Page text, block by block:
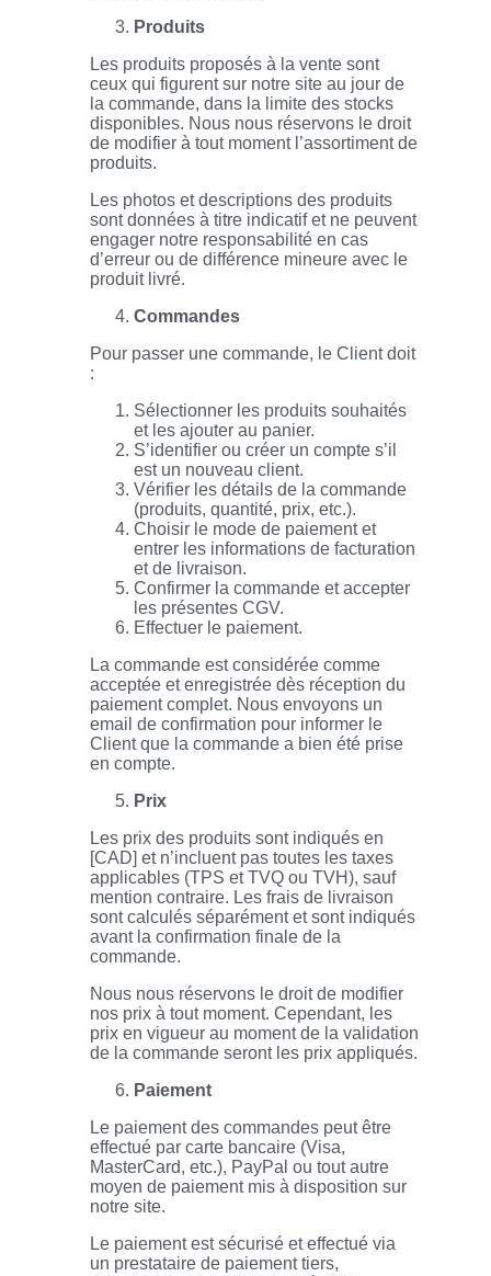
Produits
Les produits proposés à la vente sont
ceux qui figurent sur notre site au jour de
la commande, dans la limite des stocks
disponibles. Nous nous réservons le droit
de modifier à tout moment l’assortiment de
produits.
Les photos et descriptions des produits
sont données à titre indicatif et ne peuvent
engager notre responsabilité en cas
d’erreur ou de différence mineure avec le
produit livré.
Commandes
Pour passer une commande, le Client doit
:
Sélectionner les produits souhaités
et les ajouter au panier.
S’identifier ou créer un compte s’il
est un nouveau client.
Vérifier les détails de la commande
(produits, quantité, prix, etc.).
Choisir le mode de paiement et
entrer les informations de facturation
et de livraison.
Confirmer la commande et accepter
les présentes CGV.
Effectuer le paiement.
La commande est considérée comme
acceptée et enregistrée dès réception du
paiement complet. Nous envoyons un
email de confirmation pour informer le
Client que la commande a bien été prise
en compte.
Prix
Les prix des produits sont indiqués en
[CAD] et n’incluent pas toutes les taxes
applicables (TPS et TVQ ou TVH), sauf
mention contraire. Les frais de livraison
sont calculés séparément et sont indiqués
avant la confirmation finale de la
commande.
Nous nous réservons le droit de modifier
nos prix à tout moment. Cependant, les
prix en vigueur au moment de la validation
de la commande seront les prix appliqués.
Paiement
Le paiement des commandes peut être
effectué par carte bancaire (Visa,
MasterCard, etc.), PayPal ou tout autre
moyen de paiement mis à disposition sur
notre site.
Le paiement est sécurisé et effectué via
un prestataire de paiement tiers,